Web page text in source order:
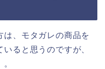
は、モタガレの商品を
ると思うのですが、